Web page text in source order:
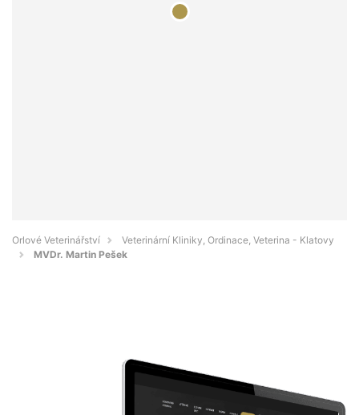
Orlové Veterinářství
Veterinární Kliniky, Ordinace, Veterina - Klatovy
MVDr. Martin Pešek